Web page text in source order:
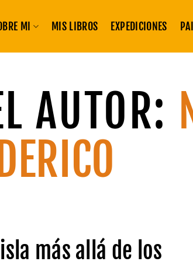
MI MIS LIBROS EXPEDICIONES
AUTOR:
más allá de los